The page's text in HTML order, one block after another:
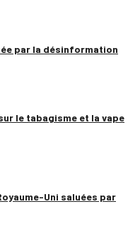
par la désinformation
le tabagisme et la vape
Uni saluées par